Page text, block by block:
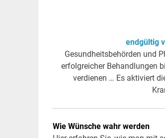
endgültig
Gesundheitsbehörden und
erfolgreicher Behandlungen
verdienen … Es aktiviert
Wie Wünsche wahr werden